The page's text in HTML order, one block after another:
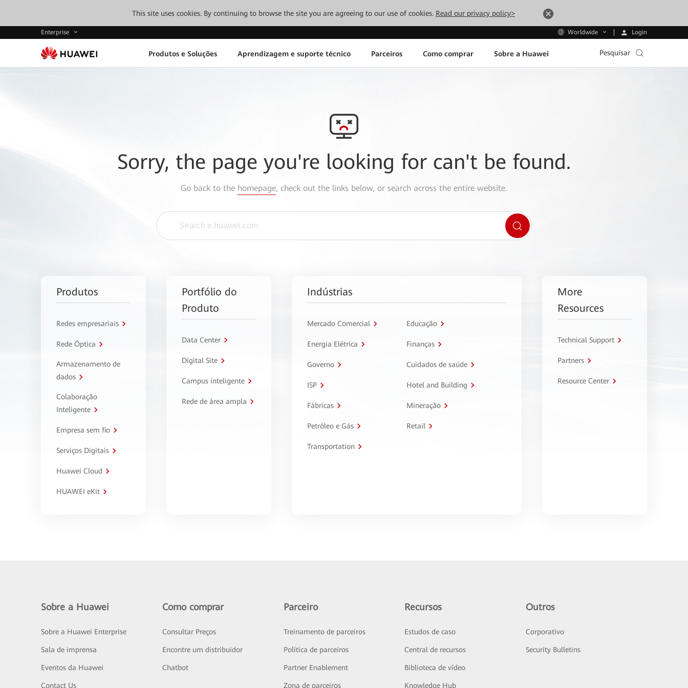
This site uses cookies. By continuing to browse the site you are agreeing to our use of cookies. Read our privacy policy>
Enterprise Worldwide Login
Produtos e Soluções Aprendizagem e suporte técnico Parceiros Como comprar Sobre a Huawei Pesquisar
Sorry, the page you're looking for can't be found.
Go back to the homepage, check out the links below, or search across the entire website.
Produtos
Redes empresariais
Rede Óptica
Armazenamento de
dados
Colaboração
Inteligente
Empresa sem fio
Serviços Digitais
Huawei Cloud
HUAWEI eKit
Portfólio do
Produto
Data Center
Digital Site
Campus inteligente
Rede de área ampla
Indústrias
Mercado Comercial Educação
Energia Elétrica Finanças
Governo Cuidados de saúde
ISP Hotel and Building
Fábricas Mineração
Petróleo e Gás Retail
Transportation
More
Resources
Technical Support
Partners
Resource Center
Sobre a Huawei
Sobre a Huawei Enterprise
Sala de imprensa
Eventos da Huawei
Contact Us
Como comprar
Consultar Preços
Encontre um distribuidor
Chatbot
Parceiro
Treinamento de parceiros
Política de parceiros
Partner Enablement
Zona de parceiros
Recursos
Estudos de caso
Central de recursos
Biblioteca de vídeo
Knowledge Hub
Outros
Corporativo
Security Bulletins